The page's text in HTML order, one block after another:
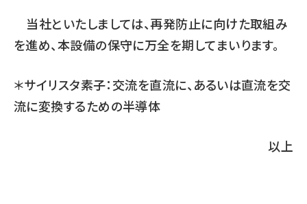
当社といたしましては、再発防止に向けた取組み
を進め、本設備の保守に万全を期してまいります。
＊サイリスタ素子：交流を直流に、あるいは直流を交
流に変換するための半導体
以上